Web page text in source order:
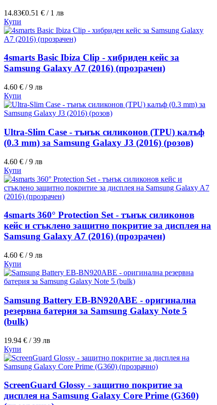
14.83€0.51 € / 1 лв
Купи
4smarts Basic Ibiza Clip - хибриден кейс за
Samsung Galaxy A7 (2016) (прозрачен)
4.60 € / 9 лв
Купи
Ultra-Slim Case - тънък силиконов (TPU) калъф
(0.3 mm) за Samsung Galaxy J3 (2016) (розов)
4.60 € / 9 лв
Купи
4smarts 360° Protection Set - тънък силиконов
кейс и стъклено защитно покритие за дисплея на
Samsung Galaxy A7 (2016) (прозрачен)
4.60 € / 9 лв
Купи
Samsung Battery EB-BN920ABE - оригинална
резервна батерия за Samsung Galaxy Note 5
(bulk)
19.94 € / 39 лв
Купи
ScreenGuard Glossy - защитно покритие за
дисплея на Samsung Galaxy Core Prime (G360)